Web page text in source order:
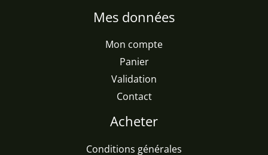
Mes données
Mon compte
Panier
Validation
Contact
Acheter
Conditions générales